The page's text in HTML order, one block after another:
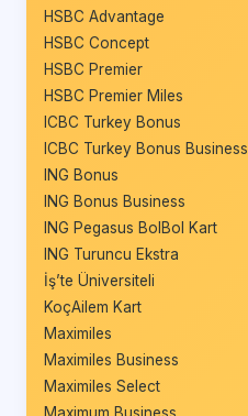
HSBC Advantage
HSBC Concept
HSBC Premier
HSBC Premier Miles
ICBC Turkey Bonus
ICBC Turkey Bonus Business
ING Bonus
ING Bonus Business
ING Pegasus BolBol Kart
ING Turuncu Ekstra
İş’te Üniversiteli
KoçAilem Kart
Maximiles
Maximiles Business
Maximiles Select
Maximum Business